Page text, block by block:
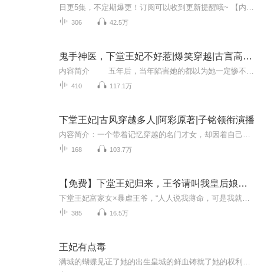
306 42.5万
鬼手神医，下堂王妃不好惹|爆笑穿越|古言高分神作|神医毒妃
410 117.1万
下堂王妃|古风穿越多人|阿彩原著|子铭领衔演播
168 103.7万
【免费】下堂王妃归来，王爷请叫我皇后娘娘丨女强爽文
385 16.5万
王妃有点毒